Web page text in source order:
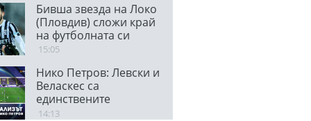
Бивша звезда на Локо
(Пловдив) сложи край
на футболната си
кариера
15:05
Нико Петров: Левски и
Веласкес са
единствените
протагонисти в
14:13